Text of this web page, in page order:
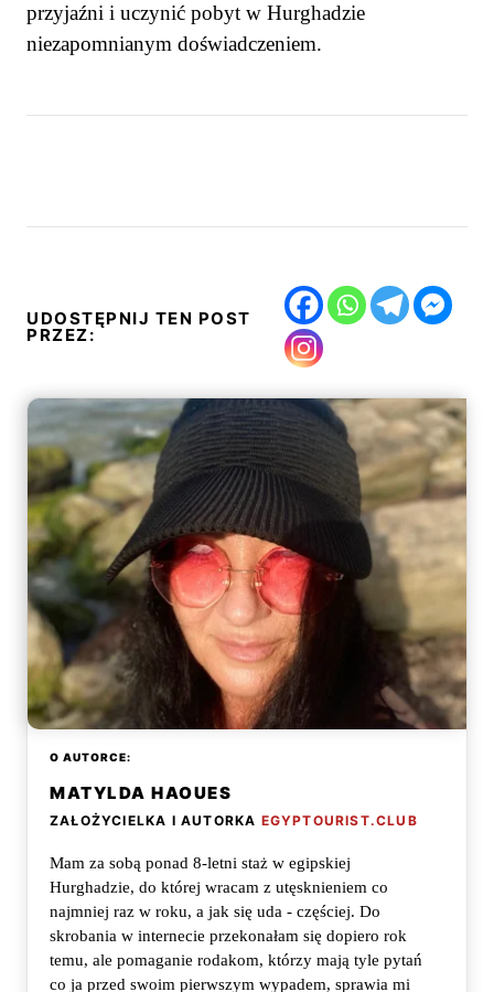
przyjaźni i uczynić pobyt w Hurghadzie
niezapomnianym doświadczeniem.
UDOSTĘPNIJ TEN POST
PRZEZ:
O AUTORCE:
MATYLDA HAOUES
ZAŁOŻYCIELKA I AUTORKA EGYPTOURIST.CLUB
Mam za sobą ponad 8-letni staż w egipskiej
Hurghadzie, do której wracam z utęsknieniem co
najmniej raz w roku, a jak się uda - częściej. Do
skrobania w internecie przekonałam się dopiero rok
temu, ale pomaganie rodakom, którzy mają tyle pytań
co ja przed swoim pierwszym wypadem, sprawia mi